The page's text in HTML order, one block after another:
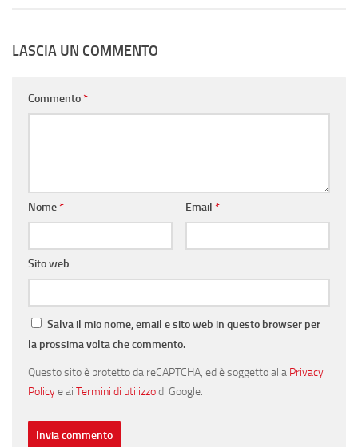
LASCIA UN COMMENTO
Commento*
Nome* Email *
Sito web
Salva il mio nome, email e sito web in questo browser per
la prossima volta che commento.
Questo sito è protetto da reCAPTCHA, ed è soggetto alla Privacy
Policye ai Termini di utilizzodi Google.